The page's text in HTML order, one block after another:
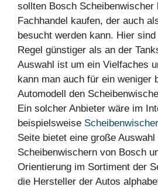
sollten Bosch Scheibenwischer
Fachhandel kaufen, der auch
besucht werden kann. Hier
Regel günstiger als an der
Auswahl ist um ein Vielfaches
kann man auch für ein weniger
Automodell den
Ein solcher Anbieter wäre im
beispielsweise
Seite bietet eine große Auswahl
Scheibenwischern von Bosch
Orientierung im Sortiment der
die Hersteller der Autos